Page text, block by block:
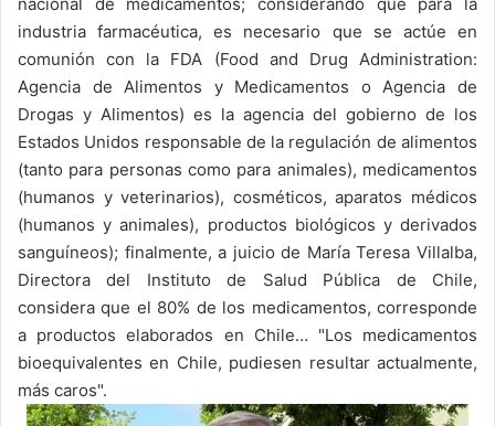
industria farmacéutica, es necesario que se actúe en
comunión con la FDA (Food and Drug Administration:
Agencia de Alimentos y Medicamentos o Agencia de
Drogas y Alimentos) es la agencia del gobierno de los
Estados Unidos responsable de la regulación de alimentos
(tanto para personas como para animales), medicamentos
(humanos y veterinarios), cosméticos, aparatos médicos
(humanos y animales), productos biológicos y derivados
sanguíneos); finalmente, a juicio de María Teresa Villalba,
Directora del Instituto de Salud Pública de Chile,
considera que el 80% de los medicamentos, corresponde
a productos elaborados en Chile… "Los medicamentos
bioequivalentes en Chile, pudiesen resultar actualmente,
más caros".